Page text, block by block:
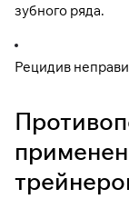
зубного ряда.
Рецидив